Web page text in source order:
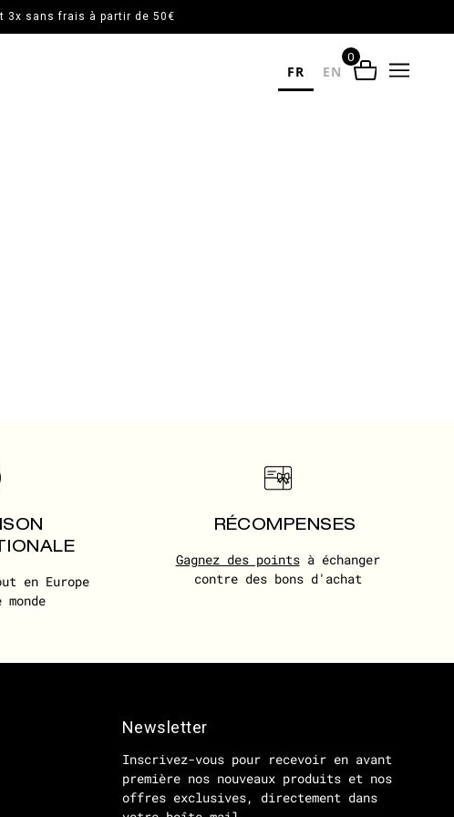
3x sans frais à partir de 50€
FR EN
0
en Europe
RÉCOMPENSES
Gagnez des pointsà échanger
contre des bons d'achat
Newsletter
Inscrivez-vous pour recevoir en avant
première nos nouveaux produits et nos
offres exclusives, directement dans